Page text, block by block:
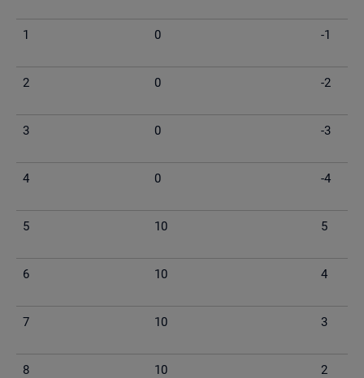
1 0 -1
2 0 -2
3 0 -3
4 0 -4
5 10 5
6 10 4
7 10 3
8 10 2